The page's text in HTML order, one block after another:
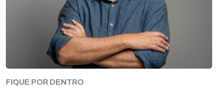
FIQUE POR DENTRO